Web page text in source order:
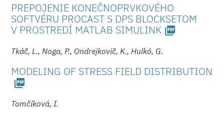
PREPOJENIE KONEČNOPRVKOVÉHO
SOFTVÉRU PROCAST S DPS BLOCKSETOM
V PROSTREDÍ MATLAB SIMULINK picture_as_pdf
Tkáč, L., Noga, P., Ondrejkovič, K., Hulkó, G.
MODELING OF STRESS FIELD DISTRIBUTION
picture_as_pdf
Tomčíková, I.